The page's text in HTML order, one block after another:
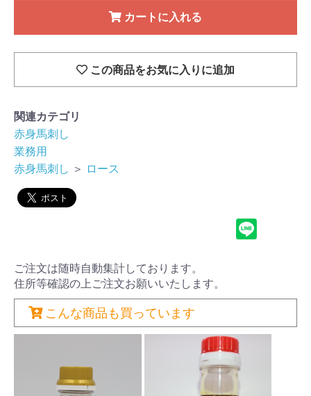
カートに入れる
この商品をお気に入りに追加
関連カテゴリ
赤身馬刺し
業務用
赤身馬刺し ＞ ロース
ご注文は随時自動集計しております。
住所等確認の上ご注文お願いいたします。
こんな商品も買っています